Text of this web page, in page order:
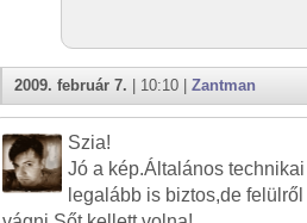
2009. február 7. | 10:10 | Zantman
Szia!
Jó a kép.Általános
legalább is biztos,de